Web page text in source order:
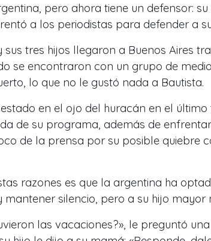
pero ahora tiene un defensor:
a los periodistas para defender a
sus tres hijos llegaron a Buenos Aires
se encontraron con un grupo de
lo que no le gustó nada a Bautista.
en el ojo del huracán en el
de su programa, además de
de la prensa por su posible quiebre
razones es que la argentina ha
mantener silencio, pero a su hijo mayor
las vacaciones?», le preguntó